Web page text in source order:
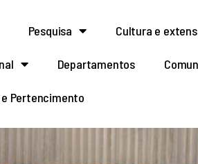
Pesquisa Cultura e
Departamentos
Pertencimento